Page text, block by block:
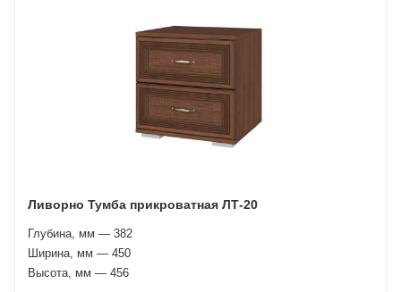
Ливорно Тумба прикроватная ЛТ-20
Глубина, мм — 382
Ширина, мм — 450
Высота, мм — 456